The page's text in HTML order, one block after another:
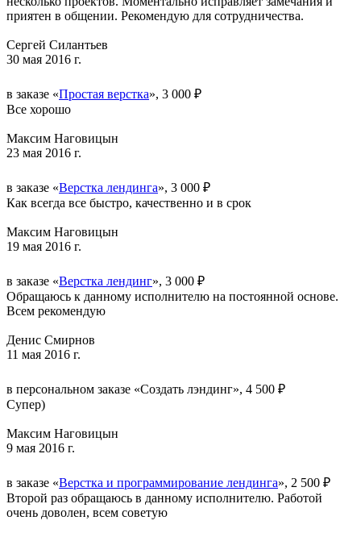
приятен в общении. Рекомендую для сотрудничества.
Сергей Силантьев
30 мая 2016 г.
в заказе «Простая верстка», 3 000 ₽
Все хорошо
Максим Наговицын
23 мая 2016 г.
в заказе «Верстка лендинга», 3 000 ₽
Как всегда все быстро, качественно и в срок
Максим Наговицын
19 мая 2016 г.
в заказе «Верстка лендинг», 3 000 ₽
Обращаюсь к данному исполнителю на постоянной основе.
Всем рекомендую
Денис Смирнов
11 мая 2016 г.
в персональном заказе «Создать лэндинг», 4 500 ₽
Супер)
Максим Наговицын
9 мая 2016 г.
в заказе «Верстка и программирование лендинга», 2 500 ₽
Второй раз обращаюсь в данному исполнителю. Работой
очень доволен, всем советую